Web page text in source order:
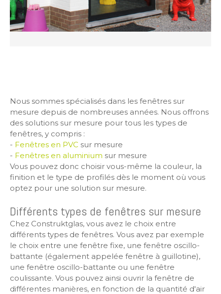
Nous sommes spécialisés dans les fenêtres sur
mesure depuis de nombreuses années. Nous offrons
des solutions sur mesure pour tous les types de
fenêtres, y compris :
- Fenêtres en PVC sur mesure
- Fenêtres en aluminium sur mesure
Vous pouvez donc choisir vous-même la couleur, la
finition et le type de profilés dès le moment où vous
optez pour une solution sur mesure.
Différents types de fenêtres sur mesure
Chez Construktglas, vous avez le choix entre
différents types de fenêtres. Vous avez par exemple
le choix entre une fenêtre fixe, une fenêtre oscillo-
battante (également appelée fenêtre à guillotine),
une fenêtre oscillo-battante ou une fenêtre
coulissante. Vous pouvez ainsi ouvrir la fenêtre de
différentes manières, en fonction de la quantité d'air